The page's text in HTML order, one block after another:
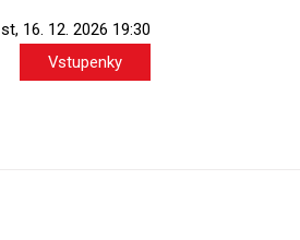
st, 16. 12. 2026 19:30
Vstupenky